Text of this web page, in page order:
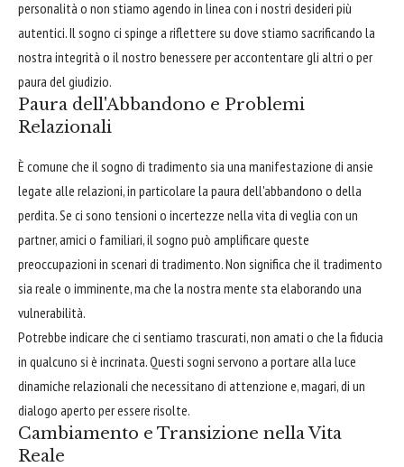
personalità o non stiamo agendo in linea con i nostri desideri più
autentici. Il sogno ci spinge a riflettere su dove stiamo sacrificando la
nostra integrità o il nostro benessere per accontentare gli altri o per
paura del giudizio.
Paura dell'Abbandono e Problemi
Relazionali
È comune che il sogno di tradimento sia una manifestazione di ansie
legate alle relazioni, in particolare la paura dell'abbandono o della
perdita. Se ci sono tensioni o incertezze nella vita di veglia con un
partner, amici o familiari, il sogno può amplificare queste
preoccupazioni in scenari di tradimento. Non significa che il tradimento
sia reale o imminente, ma che la nostra mente sta elaborando una
vulnerabilità.
Potrebbe indicare che ci sentiamo trascurati, non amati o che la fiducia
in qualcuno si è incrinata. Questi sogni servono a portare alla luce
dinamiche relazionali che necessitano di attenzione e, magari, di un
dialogo aperto per essere risolte.
Cambiamento e Transizione nella Vita
Reale